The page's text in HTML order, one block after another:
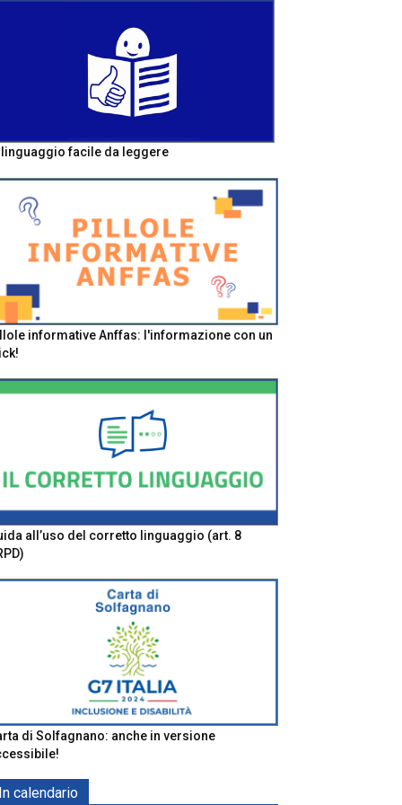
linguaggio facile da leggere
informative Anffas: l'informazione con un
all’uso del corretto linguaggio (art. 8
di Solfagnano: anche in versione
In calendario